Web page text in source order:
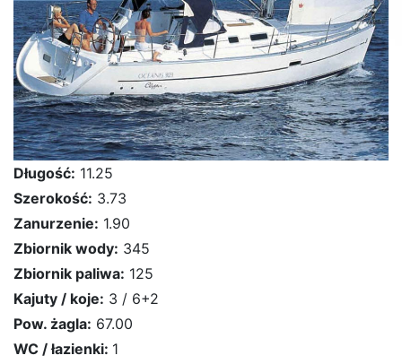
Długość: 11.25
Szerokość: 3.73
Zanurzenie: 1.90
Zbiornik wody: 345
Zbiornik paliwa: 125
Kajuty / koje: 3 / 6+2
Pow. żagla: 67.00
WC / łazienki: 1